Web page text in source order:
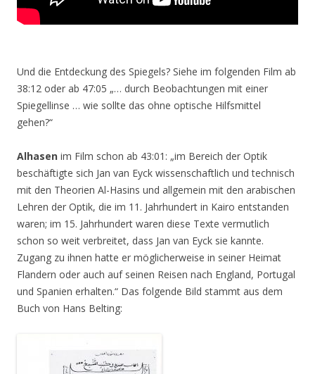
Und die Entdeckung des Spiegels? Siehe im folgenden Film ab
38:12 oder ab 47:05 „… durch Beobachtungen mit einer
Spiegellinse … wie sollte das ohne optische Hilfsmittel
gehen?“
Alhasen im Film schon ab 43:01: „im Bereich der Optik
beschäftigte sich Jan van Eyck wissenschaftlich und technisch
mit den Theorien Al-Hasins und allgemein mit den arabischen
Lehren der Optik, die im 11. Jahrhundert in Kairo entstanden
waren; im 15. Jahrhundert waren diese Texte vermutlich
schon so weit verbreitet, dass Jan van Eyck sie kannte.
Zugang zu ihnen hatte er möglicherweise in seiner Heimat
Flandern oder auch auf seinen Reisen nach England, Portugal
und Spanien erhalten.“ Das folgende Bild stammt aus dem
Buch von Hans Belting: